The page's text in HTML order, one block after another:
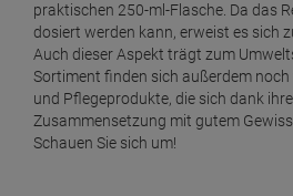
praktischen 250-ml-Flasche. Da das
dosiert werden kann, erweist es sich
Auch dieser Aspekt trägt zum
Sortiment finden sich außerdem noch
und Pflegeprodukte, die sich dank
Zusammensetzung mit gutem
Schauen Sie sich um!